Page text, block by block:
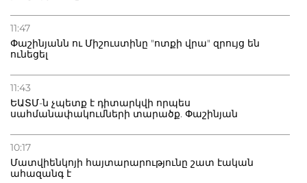
11:47
Փաշինյանն ու Միշուստինը "ոտքի վրա" զրույց են
ունեցել
11:43
ԵԱՏՄ-ն չպետք է դիտարկվի որպես
սահմանափակումների տարածք. Փաշինյան
10:17
Մատվիենկոյի հայտարարությունը շատ էական
ահազանգ է